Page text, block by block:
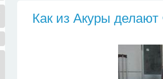
Как из Акуры